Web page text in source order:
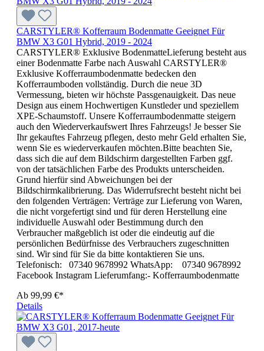
CARSTYLER® Kofferraum Bodenmatte Geeignet Für
BMW X3 G01 Hybrid, 2019 - 2024
CARSTYLER® Exklusive BodenmatteLieferung besteht aus
einer Bodenmatte Farbe nach Auswahl CARSTYLER®
Exklusive Kofferraumbodenmatte bedecken den
Kofferraumboden vollständig. Durch die neue 3D
Vermessung, bieten wir höchste Passgenauigkeit. Das neue
Design aus einem Hochwertigen Kunstleder und speziellem
XPE-Schaumstoff. Unsere Kofferraumbodenmatte steigern
auch den Wiederverkaufswert Ihres Fahrzeugs! Je besser Sie
Ihr gekauftes Fahrzeug pflegen, desto mehr Geld erhalten Sie,
wenn Sie es wiederverkaufen möchten.Bitte beachten Sie,
dass sich die auf dem Bildschirm dargestellten Farben ggf.
von der tatsächlichen Farbe des Produkts unterscheiden.
Grund hierfür sind Abweichungen bei der
Bildschirmkalibrierung. Das Widerrufsrecht besteht nicht bei
den folgenden Verträgen: Verträge zur Lieferung von Waren,
die nicht vorgefertigt sind und für deren Herstellung eine
individuelle Auswahl oder Bestimmung durch den
Verbraucher maßgeblich ist oder die eindeutig auf die
persönlichen Bedürfnisse des Verbrauchers zugeschnitten
sind. Wir sind für Sie da bitte kontaktieren Sie uns.
Telefonisch: 07340 9678992 WhatsApp: 07340 9678992
Facebook Instagram Lieferumfang:- Kofferraumbodenmatte
Ab 99,99 €*
Details